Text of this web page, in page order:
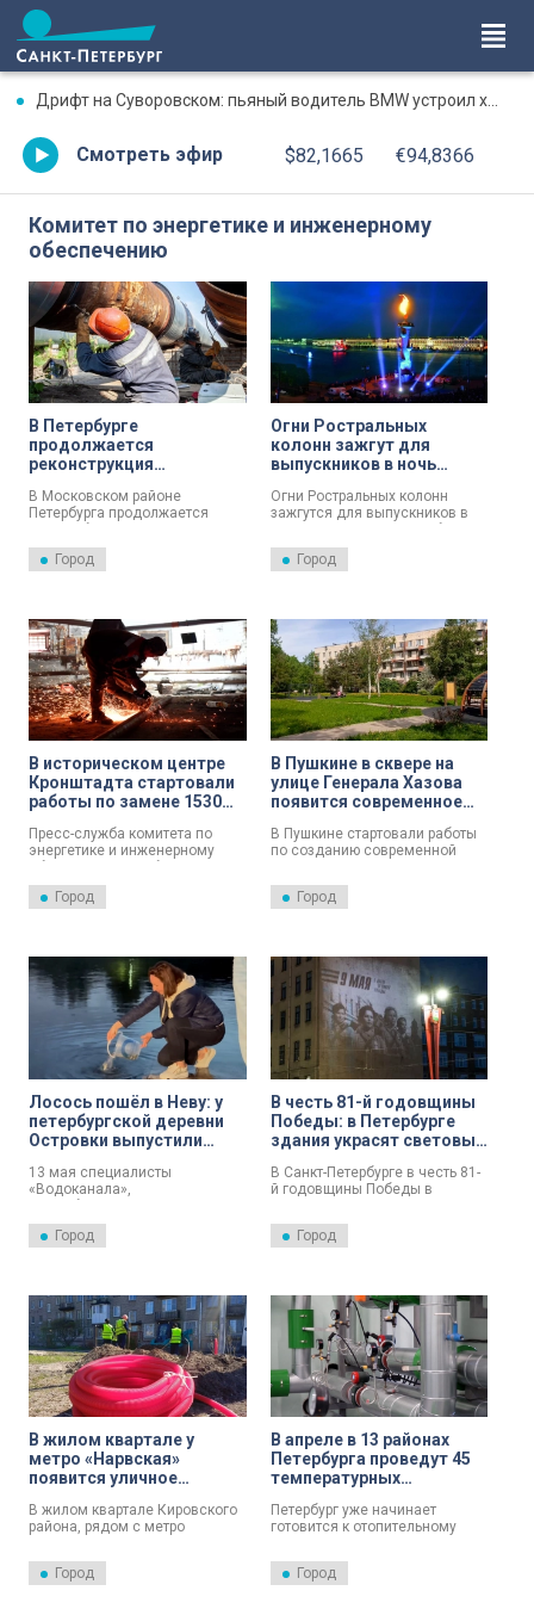
Дрифт на Суворовском: пьяный водитель BMW устроил хаос на перекрестке
Смотреть эфир $82,1665 €94,8366
Комитет по энергетике и инженерному
обеспечению
В Петербурге
продолжается
реконструкция
Южная» – завершено
более половины работ
В Московском районе
Петербурга продолжается
тепломагистрали «2-я Южная»
– одного из ключевых
Город
Огни Ростральных
колонн зажгут для
выпускников в ночь
Огни Ростральных колонн
зажгутся для выпускников в
сообщили в комитете по
энергетике Петербурга.
Город
В историческом центре
Кронштадта стартовали
работы по замене 1530
Пресс-служба комитета по
энергетике и инженерному
историческом центре
Кронштадта стартовали
замене 1530 метров
трубопроводов, проходящих
вдоль Петровской улицы —
одной из ключевых
магистралей города.
Город
В Пушкине в сквере на
улице Генерала Хазова
появится современное
В Пушкине стартовали работы
по созданию современной
освещения в сквере на улице
Генерала Хазова,
энергетике и инженерному
обеспечению.
Город
Лосось пошёл в Неву: у
петербургской деревни
Островки выпустили
13 мая специалисты
«Водоканала»,
Росрыболовства и
«Главрыбвода» выпустили в
Неву тысячу мальков
пресс-служба Комитета по
энергетике и инженерному
обеспечению.
Город
В честь 81-й годовщины
Победы: в Петербурге
здания украсят световые
В Санкт-Петербурге в честь 81-
й годовщины Победы в
фасады семи зданий украсят
тематические световые
обеспечению.
Город
В жилом квартале у
метро «Нарвская»
появится уличное
В жилом квартале Кировского
района, рядом с метро
строительство наружного
освещения. Территория
Город
В апреле в 13 районах
Петербурга проведут 45
температурных
Петербург уже начинает
готовится к отопительному
теплоэнергетики запускают
важный этап проверки
Город